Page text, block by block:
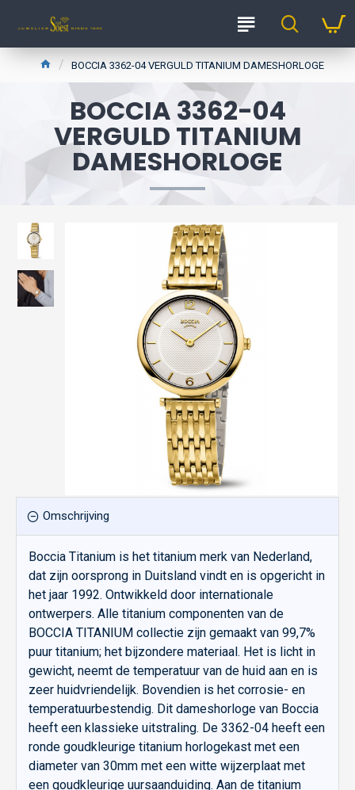
BOCCIA 3362-04 VERGULD TITANIUM DAMESHORLOGE
BOCCIA 3362-04
VERGULD TITANIUM
DAMESHORLOGE
Omschrijving
Boccia Titanium is het titanium merk van Nederland,
dat zijn oorsprong in Duitsland vindt en is opgericht in
het jaar 1992. Ontwikkeld door internationale
ontwerpers. Alle titanium componenten van de
BOCCIA TITANIUM collectie zijn gemaakt van 99,7%
puur titanium; het bijzondere materiaal. Het is licht in
gewicht, neemt de temperatuur van de huid aan en is
zeer huidvriendelijk. Bovendien is het corrosie- en
temperatuurbestendig. Dit dameshorloge van Boccia
heeft een klassieke uitstraling. De 3362-04 heeft een
ronde goudkleurige titanium horlogekast met een
diameter van 30mm met een witte wijzerplaat met
een goudkleurige uursaanduiding. Aan de titanium